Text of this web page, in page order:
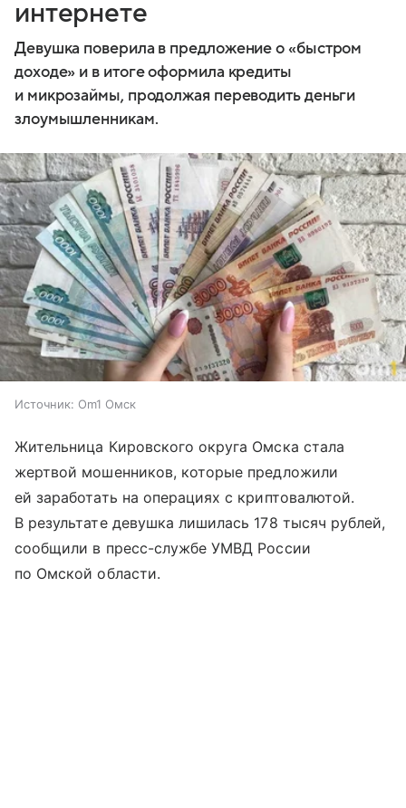
интернете
Девушка поверила в предложение о «быстром
доходе» и в итоге оформила кредиты
и микрозаймы, продолжая переводить деньги
злоумышленникам.
Источник: Om1 Омск
Жительница Кировского округа Омска стала
жертвой мошенников, которые предложили
ей заработать на операциях с криптовалютой.
В результате девушка лишилась 178 тысяч рублей,
сообщили в пресс-службе УМВД России
по Омской области.